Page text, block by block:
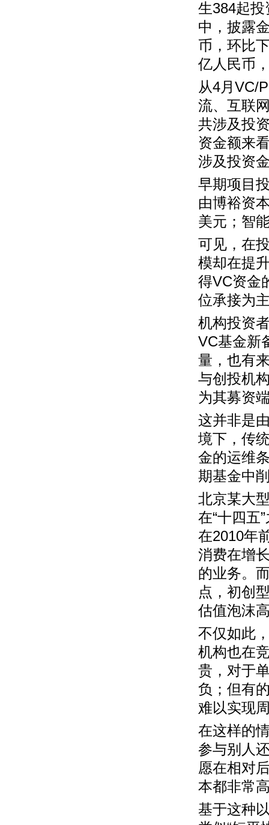
生384起
中，披露
币，环比
亿人民币
从4月VC/
流、互联
共涉及投
资金额来
涉及投资
早期项目
由博裕资
美元；智
可见，在
模却在提
得VC资金
位承接为
机构投资
VC基金新
量，也有
与创投机
为其募资
这并非是
境下，传
金的运维
期基金中
北京某大
在“十四五
在2010年
消费在增
的业务。
点，初创
估值泡沫
不仅如此
机构也在
贵，对于
负；但有
难以实现
在这样的
参与别人
愿在相对
本都非常
基于这种